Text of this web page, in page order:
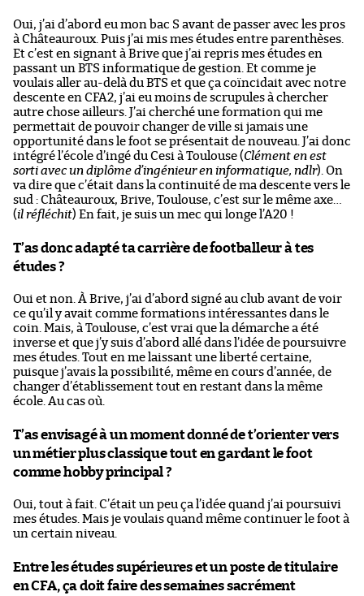
Oui, j’ai d’abord eu mon bac S avant de passer avec les pros
à Châteauroux. Puis j’ai mis mes études entre parenthèses.
Et c’est en signant à Brive que j’ai repris mes études en
passant un BTS informatique de gestion. Et comme je
voulais aller au-delà du BTS et que ça coïncidait avec notre
descente en CFA2, j’ai eu moins de scrupules à chercher
autre chose ailleurs. J’ai cherché une formation qui me
permettait de pouvoir changer de ville si jamais une
opportunité dans le foot se présentait de nouveau. J’ai donc
intégré l’école d’ingé du Cesi à Toulouse ( Clément en est
sorti avec un diplôme d’ingénieur en informatique, ndlr). On
va dire que c’était dans la continuité de ma descente vers le
sud : Châteauroux, Brive, Toulouse, c’est sur le même axe…
(il réfléchit) En fait, je suis un mec qui longe l’A20 !
T’as donc adapté ta carrière de footballeur à tes
études ?
Oui et non. À Brive, j’ai d’abord signé au club avant de voir
ce qu’il y avait comme formations intéressantes dans le
coin. Mais, à Toulouse, c’est vrai que la démarche a été
inverse et que j’y suis d’abord allé dans l’idée de poursuivre
mes études. Tout en me laissant une liberté certaine,
puisque j’avais la possibilité, même en cours d’année, de
changer d’établissement tout en restant dans la même
école. Au cas où.
T’as envisagé à un moment donné de t’orienter vers
un métier plus classique tout en gardant le foot
comme hobby principal ?
Oui, tout à fait. C’était un peu ça l’idée quand j’ai poursuivi
mes études. Mais je voulais quand même continuer le foot à
un certain niveau.
Entre les études supérieures et un poste de titulaire
en CFA, ça doit faire des semaines sacrément